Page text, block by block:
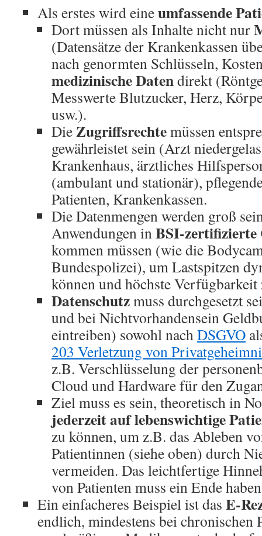
Als erstes wird eineumfassende
Dort müssen als Inhalte nicht nur
(Datensätze der Krankenkassen
nach genormten Schlüsseln,
medizinische Datendirekt
Messwerte Blutzucker, Herz,
usw.).
DieZugriffsrechtemüssen
gewährleistet sein (Arzt
Krankenhaus, ärztliches
(ambulant und stationär),
Patienten, Krankenkassen.
Die Datenmengen werden groß
Anwendungen in BSI-zertifizierte
kommen müssen (wie die
Bundespolizei), um Lastspitzen
können und höchste Verfügbarkeit
Datenschutzmuss durchgesetzt
und bei Nichtvorhandensein
eintreiben) sowohl nach DSGVO
203 Verletzung von
z.B. Verschlüsselung der
Cloud und Hardware für den
Ziel muss es sein, theoretisch in
jederzeit auf lebenswichtige
zu können, um z.B. das Ableben
Patientinnen (siehe oben) durch
vermeiden. Das leichtfertige
von Patienten muss ein Ende
Ein einfacheres Beispiel ist das E-
endlich, mindestens bei chronischen